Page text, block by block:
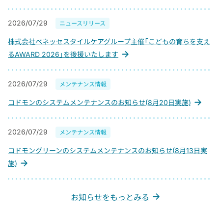
2026/07/29 ニュースリリース
株式会社ベネッセスタイルケアグループ主催「こどもの育ちを支え
るAWARD 2026」を後援いたします
2026/07/29 メンテナンス情報
コドモンのシステムメンテナンスのお知らせ(8月20日実施)
2026/07/29 メンテナンス情報
コドモングリーンのシステムメンテナンスのお知らせ(8月13日実
施)
お知らせをもっとみる